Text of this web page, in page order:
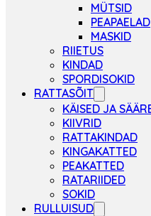
MÜTSID
PEAPAELAD
MASKID
RIIETUS
KINDAD
SPORDISOKID
RATTASÕIT
KÄISED JA
KIIVRID
RATTAKINDAD
KINGAKATTED
PEAKATTED
RATARIIDED
SOKID
RULLUISUD